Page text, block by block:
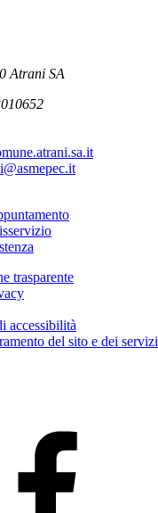
Atrani SA
trasparente
accessibilità
del sito e dei servizi